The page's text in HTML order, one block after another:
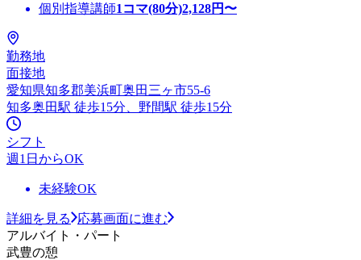
個別指導講師1コマ(80分)2,128円〜
勤務地
面接地
愛知県知多郡美浜町奥田三ヶ市55-6
知多奥田駅 徒歩15分、野間駅 徒歩15分
シフト
週1日からOK
未経験OK
詳細を見る
応募画面に進む
アルバイト・パート
武豊の憩